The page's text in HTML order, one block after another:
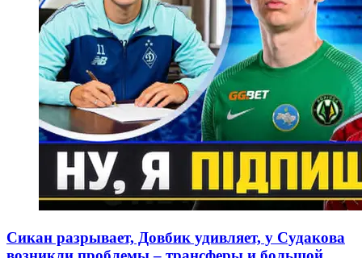
Сикан разрывает, Довбик удивляет, у Судакова